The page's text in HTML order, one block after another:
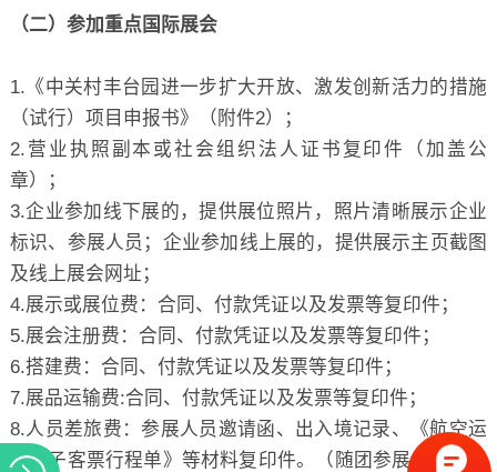
（二）参加重点国际展会
1.《中关村丰台园进一步扩大开放、激发创新活力的措施
（试行）项目申报书》（附件2）；
2.营业执照副本或社会组织法人证书复印件（加盖公
章）；
3.企业参加线下展的，提供展位照片，照片清晰展示企业
标识、参展人员；企业参加线上展的，提供展示主页截图
及线上展会网址；
4.展示或展位费：合同、付款凭证以及发票等复印件；
5.展会注册费：合同、付款凭证以及发票等复印件；
6.搭建费：合同、付款凭证以及发票等复印件；
7.展品运输费:合同、付款凭证以及发票等复印件；
8.人员差旅费：参展人员邀请函、出入境记录、《航空运
输电子客票行程单》等材料复印件。（随团参展人员可提